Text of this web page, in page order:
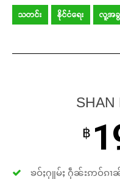
သတင်း နိုင်ငံရေး လူ့အခွ
SHAN
฿
ၶဝ်ႈႁူမ်ႈ ႁဵၼ်းဢဝ်ၵၢၼ်